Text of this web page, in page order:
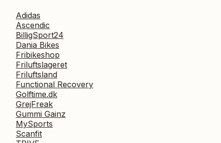
Adidas
Ascendic
BilligSport24
Dania Bikes
Fribikeshop
Friluftslageret
Friluftsland
Functional Recovery
Golftime.dk
GrejFreak
Gummi Gainz
MySports
Scanfit